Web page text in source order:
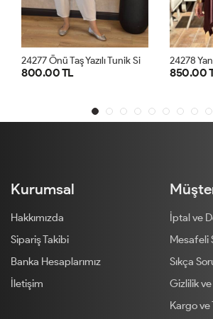
2
4277 Önü Taş Yazılı Tunik Siyah
TL 850.00 TL
Kurumsal
Hakkımızda
Sipariş Takibi
Banka Hesaplarımız
İletişim
İptal ve
Mesafeli
Sıkça
Gizlilik
Kargo ve